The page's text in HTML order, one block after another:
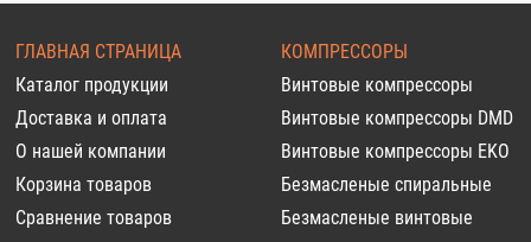
ГЛАВНАЯ СТРАНИЦА
Каталог продукции
Доставка и оплата
О нашей компании
Корзина товаров
Сравнение товаров
КОМПРЕССОРЫ
Винтовые компрессоры
Винтовые компрессоры DMD
Винтовые компрессоры EKO
Безмасленые спиральные
Безмасленые винтовые